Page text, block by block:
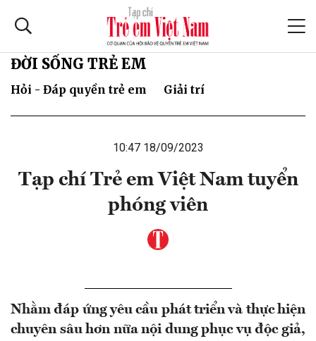
ĐỜI SỐNG TRẺ EM
Hỏi - Đáp quyền trẻ em Giải trí
10:47 18/09/2023
Tạp chí Trẻ em Việt Nam tuyển
phóng viên
Nhằm đáp ứng yêu cầu phát triển và thực hiện
chuyên sâu hơn nữa nội dung phục vụ độc giả,